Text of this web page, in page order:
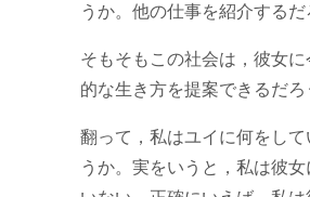
うか。他の仕事を紹介するだ
そもそもこの社会は，彼女に
的な生き方を提案できるだろ
翻って，私はユイに何をして
うか。実をいうと，私は彼女